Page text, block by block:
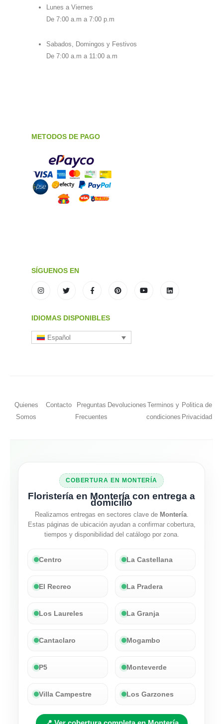
Lunes a Viernes
De 7:00 a.m a 7:00 p.m
Sabados, Domingos y Festivos
De 7:00 a.m a 11:00 a.m
METODOS DE PAGO
SÍGUENOS EN
IDIOMAS DISPONIBLES
Español
Quienes
Somos
Contacto
Preguntas
Frecuentes
Devoluciones Terminos y
condiciones
Politica de
Privacidad
COBERTURA EN MONTERÍA
Floristería en Montería con entrega a
domicilio
Realizamos entregas en sectores clave de Montería.
Estas páginas de ubicación ayudan a confirmar cobertura,
tiempos y disponibilidad del catálogo por zona.
Centro La Castellana
El Recreo La Pradera
Los Laureles La Granja
Cantaclaro Mogambo
P5 Monteverde
Villa Campestre Los Garzones